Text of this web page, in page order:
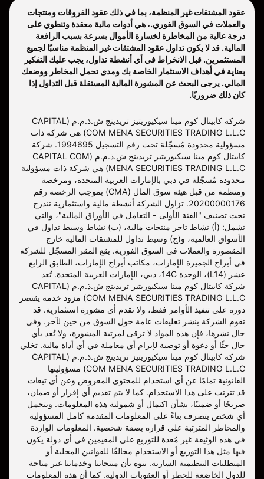
عقود المشتقات غير المنظمة، بما في ذلك عقود الفروقات ومنتجات
والعملات في السوق الفوري.، هي أدوات مالية معقدة وتنطوي على
درجة عالية من المخاطرة لخسارة الأموال بسرعة بسبب الرافعة
المالية. قد لا يكون تداول عقود المشتقات غير المنظمة مناسبًا لجميع
المستثمرين. قبل الانخراط في أي أنشطة تداول، يجب عليك التفكير
بعناية في أهداف الاستثمار الخاصة بك ومدى تحمل المخاطر ووضعك
المالي. يرجى البحث عن المشورة المالية المستقلة قبل التداول إذا
كان ذلك ضروريًا.
شركة كابيتال كوم مينا سيكيوريتيز تريدينج ش.ذ.م.م (CAPITAL
COM MENA SECURITIES TRADING L.L.C) هي شركة ذات
مسؤولية محدودة مُسجّلة تحت رقم التسجيل 1994695. شركة
كابيتال كوم مينا سيكيوريتيز تريدينج ش.ذ.م.م (CAPITAL COM
MENA SECURITIES TRADING L.L.C) هي شركة ذات مسؤولية
محدودة مُسجّلة في دبي بالإمارات العربية المتحدة، ومرخصة
ومنظمة من قبل هيئة سوق المال (CMA) بموجب الرخصة رقم
20200000176. تزاول الشركة أنشطة مالية واستثمارية تندرج
تحت تصنيف "الفئة الأولى - التعامل في الأوراق المالية"، والتي
تشمل: (أ) نشاط تاجر منتجات مالية، (ب) نشاط وسيط تداول في
الأسواق العالمية، و(ج) وسيط تداول للمشتقات المالية خارج
المقصورة والعملات في السوق الفورية. يقع المقر المسجّل للشركة
في أبراج الجميرة الإمارات، مكاتب أبراج الإمارات، الطابق الرابع
عشر (L14)، الوحدة 14C، دبي، الإمارات العربية المتحدة. تُعد
شركة كابيتال كوم مينا سيكيوريتيز تريدينج ش.ذ.م.م (CAPITAL
COM MENA SECURITIES TRADING L.L.C) مزود خدمة يقتصر
دوره على تنفيذ الأوامر فقط، ولا تقدم أي مشورة استثمارية. قد
تقوم الشركة بنشر تعليقات عامة حول السوق من حين لآخر. وفي
حال نشرها، فإن هذه المواد لا ترقى لمرتبة المشورة، ولا تُعد بأي
حال حثًا أو دعوة أو توصية لإبرام أي معاملة في أي أداة مالية. تخلي
شركة كابيتال كوم مينا سيكيوريتيز تريدينج ش.ذ.م.م (CAPITAL
COM MENA SECURITIES TRADING L.L.C) مسؤوليتها
القانونية تمامًا عن أي استخدام للمحتوى المعروض وعن أي تبعات
قد تترتب على هذا الاستخدام. كما لا يتم تقديم أي إقرار أو ضمان،
صريحًا أو ضمنيًا، بشأن اكتمال أو شمولية هذه المعلومات. ويتحمل
أي شخص يتصرف بناءً على المعلومات المقدمة كامل المسؤولية
والمخاطر المترتبة على قراره بصفة شخصية. المعلومات الواردة
في هذه الوثيقة غير مُعدة للتوزيع على المقيمين في أي دولة يكون
فيها مثل هذا التوزيع أو الاستخدام مخالفًا للقوانين المحلية أو
المتطلبات التنظيمية السارية. ننوه بأن منتجاتنا وخدماتنا غير متاحة
للدول الخاضعة للحظر أو العقوبات الدولية. كما أن هذه المعلومات